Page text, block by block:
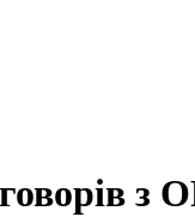
з